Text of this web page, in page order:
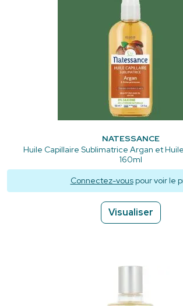
NATESSANCE
Huile Capillaire Sublimatrice Argan et
160ml
Connectez-vouspour voir le
Visualiser